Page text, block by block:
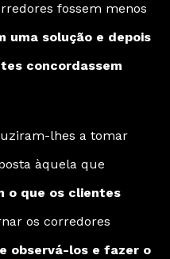
fossem menos
uma solução e depois
concordassem
lhes a tomar
àquela que
o que os clientes
os corredores
observá-los e fazer o